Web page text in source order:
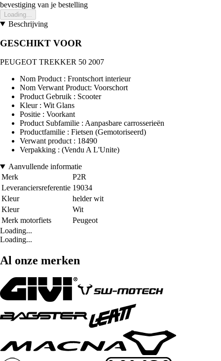
bevestiging van je bestelling
Loading...
Beschrijving
GESCHIKT VOOR
PEUGEOT TREKKER 50 2007
Nom Product : Frontschort interieur
Nom Verwant Product: Voorschort
Product Gebruik : Scooter
Kleur : Wit Glans
Positie : Voorkant
Product Subfamilie : Aanpasbare carrosserieën
Productfamilie : Fietsen (Gemotoriseerd)
Verwant product : 18490
Verpakking : (Vendu A L'Unite)
Aanvullende informatie
Merk
P2R
Leveranciersreferentie 19034
Kleur
helder wit
Kleur
Wit
Merk motorfiets
Peugeot
Loading...
Loading...
Al onze merken